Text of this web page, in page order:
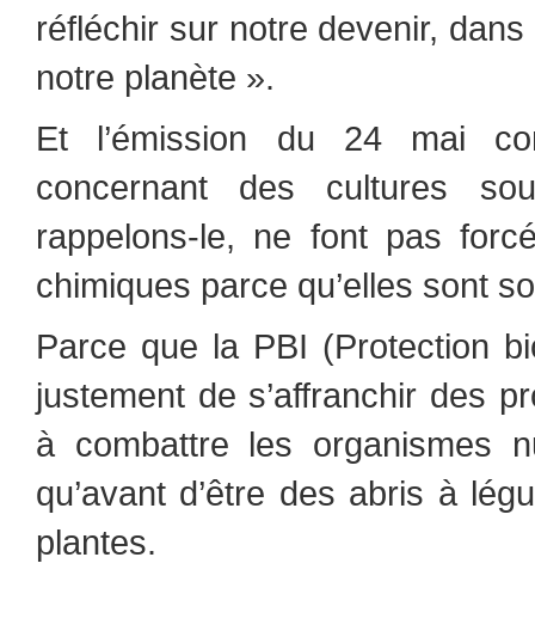
réfléchir sur notre devenir, dans
notre planète ».
Et l’émission du 24 mai
concernant des cultures
rappelons-le, ne font pas
chimiques parce qu’elles sont
Parce que la PBI (Protection
justement de s’affranchir des
à combattre les organismes
qu’avant d’être des abris à
plantes.